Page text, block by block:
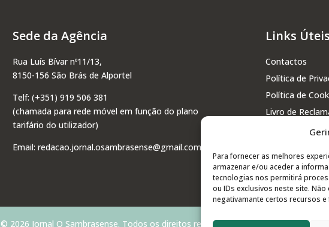
Para fornecer as melhores
armazenar e/ou aceder a
tecnologias nos permitirá
ou IDs exclusivos neste site.
negativamante certos recursos e
Sede da Agência
Rua Luís Bívar nº11/13,
8150-156 São Brás de Alportel
Telf: (+351) 919 506 381
(chamada para rede móvel em função do plano
tarifário do utilizador)
Email: redacao.jornal.osambrasense@gmail.com
Links Úteis
Contactos
Política de
Política de
Livro de
© 2026 Jornal O Sambrasense. Todos os direitos reservados.